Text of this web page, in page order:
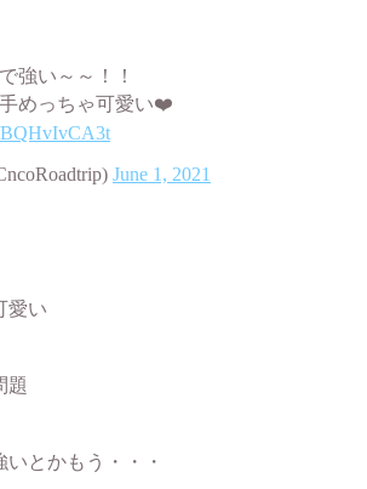
強い～～！！
めっちゃ可愛い❤️
BQHvIvCA3t
June 1, 2021
愛い
題
とかもう・・・